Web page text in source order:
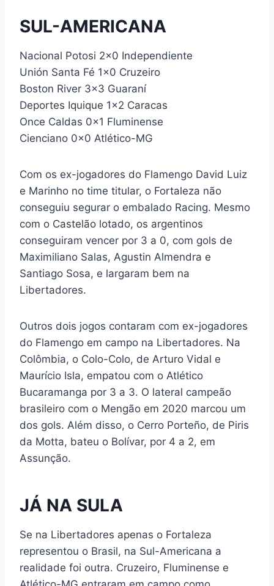
SUL-AMERICANA
Nacional Potosi 2×0 Independiente
Unión Santa Fé 1×0 Cruzeiro
Boston River 3×3 Guaraní
Deportes Iquique 1×2 Caracas
Once Caldas 0x1 Fluminense
Cienciano 0x0 Atlético-MG
Com os ex-jogadores do Flamengo David Luiz
e Marinho no time titular, o Fortaleza não
conseguiu segurar o embalado Racing. Mesmo
com o Castelão lotado, os argentinos
conseguiram vencer por 3 a 0, com gols de
Maximiliano Salas, Agustin Almendra e
Santiago Sosa, e largaram bem na
Libertadores.
Outros dois jogos contaram com ex-jogadores
do Flamengo em campo na Libertadores. Na
Colômbia, o Colo-Colo, de Arturo Vidal e
Maurício Isla, empatou com o Atlético
Bucaramanga por 3 a 3. O lateral campeão
brasileiro com o Mengão em 2020 marcou um
dos gols. Além disso, o Cerro Porteño, de Piris
da Motta, bateu o Bolívar, por 4 a 2, em
Assunção.
JÁ NA SULA
Se na Libertadores apenas o Fortaleza
representou o Brasil, na Sul-Americana a
realidade foi outra. Cruzeiro, Fluminense e